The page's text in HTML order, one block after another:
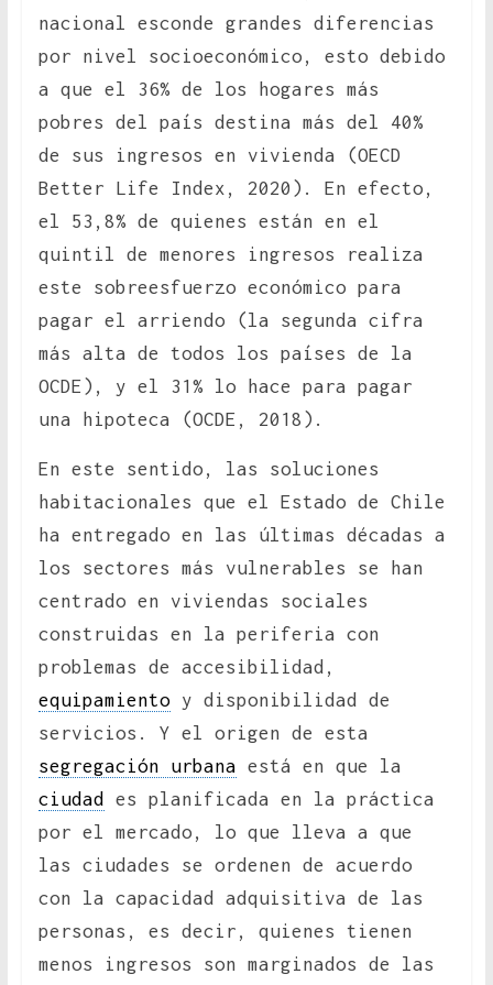
nacional esconde grandes diferencias
por nivel socioeconómico, esto debido
a que el 36% de los hogares más
pobres del país destina más del 40%
de sus ingresos en vivienda (OECD
Better Life Index, 2020). En efecto,
el 53,8% de quienes están en el
quintil de menores ingresos realiza
este sobreesfuerzo económico para
pagar el arriendo (la segunda cifra
más alta de todos los países de la
OCDE), y el 31% lo hace para pagar
una hipoteca (OCDE, 2018).
En este sentido, las soluciones
habitacionales que el Estado de Chile
ha entregado en las últimas décadas a
los sectores más vulnerables se han
centrado en viviendas sociales
construidas en la periferia con
problemas de accesibilidad,
equipamientoy disponibilidad de
servicios. Y el origen de esta
segregación urbana está en que la
ciudad
es planificada en la práctica
por el mercado, lo que lleva a que
las ciudades se ordenen de acuerdo
con la capacidad adquisitiva de las
personas, es decir, quienes tienen
menos ingresos son marginados de las